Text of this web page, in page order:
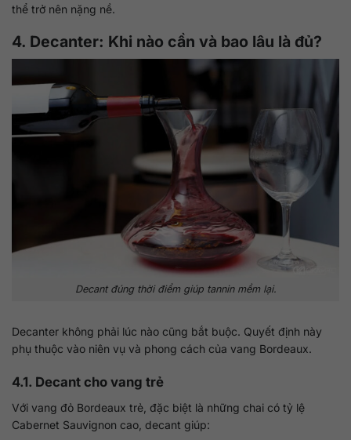
thể trở nên nặng nề.
4. Decanter: Khi nào cần và bao lâu là đủ?
Decant đúng thời điểm giúp tannin mềm lại.
Decanter không phải lúc nào cũng bắt buộc. Quyết định này
phụ thuộc vào niên vụ và phong cách của vang Bordeaux.
4.1. Decant cho vang trẻ
Với vang đỏ Bordeaux trẻ, đặc biệt là những chai có tỷ lệ
Cabernet Sauvignon cao, decant giúp: